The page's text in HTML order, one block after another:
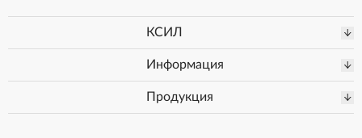
КСИЛ
Информация
Продукция